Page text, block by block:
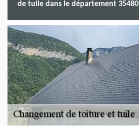
de tuile dans le département 35480